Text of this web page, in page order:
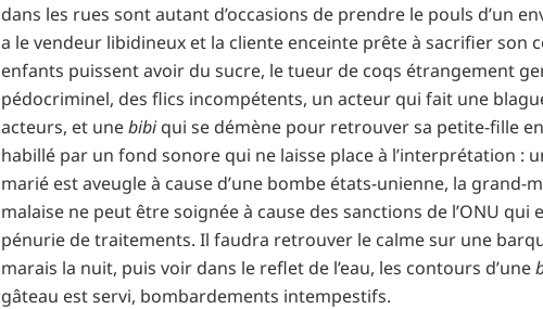
dans les rues sont autant d’occasions de prendre le pouls d’un
a le vendeur libidineux et la cliente enceinte prête à sacrifier son
enfants puissent avoir du sucre, le tueur de coqs étrangement
pédocriminel, des flics incompétents, un acteur qui fait une
acteurs, et unebibiqui se démène pour retrouver sa petite-fille
habillé par un fond sonore qui ne laisse place à l’interprétation :
marié est aveugle à cause d’une bombe états-unienne, la grand-
malaise ne peut être soignée à cause des sanctions de l’ONU qui
pénurie de traitements. Il faudra retrouver le calme sur une
marais la nuit, puis voir dans le reflet de l’eau, les contours d’une
gâteau est servi, bombardements intempestifs.